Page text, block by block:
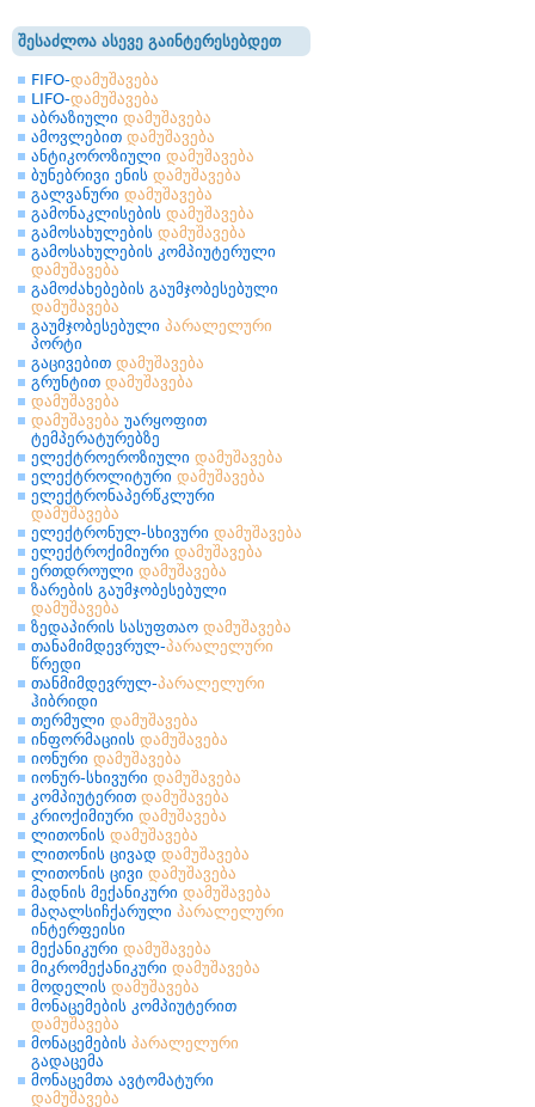
შესაძლოა ასევე გაინტერესებდეთ
FIFO-დამუშავება
LIFO-დამუშავება
აბრაზიული დამუშავება
ამოვლებით დამუშავება
ანტიკოროზიული დამუშავება
ბუნებრივი ენის დამუშავება
გალვანური დამუშავება
გამონაკლისების დამუშავება
გამოსახულების დამუშავება
გამოსახულების კომპიუტერული
დამუშავება
გამოძახებების გაუმჯობესებული
დამუშავება
გაუმჯობესებული პარალელური
პორტი
გაცივებით დამუშავება
გრუნტით დამუშავება
დამუშავება
დამუშავება უარყოფით
ტემპერატურებზე
ელექტროეროზიული დამუშავება
ელექტროლიტური დამუშავება
ელექტრონაპერწკლური
დამუშავება
ელექტრონულ-სხივური დამუშავება
ელექტროქიმიური დამუშავება
ერთდროული დამუშავება
ზარების გაუმჯობესებული
დამუშავება
ზედაპირის სასუფთაო დამუშავება
თანამიმდევრულ-პარალელური
წრედი
თანმიმდევრულ-პარალელური
ჰიბრიდი
თერმული დამუშავება
ინფორმაციის დამუშავება
იონური დამუშავება
იონურ-სხივური დამუშავება
კომპიუტერით დამუშავება
კრიოქიმიური დამუშავება
ლითონის დამუშავება
ლითონის ცივად დამუშავება
ლითონის ცივი დამუშავება
მადნის მექანიკური დამუშავება
მაღალსიჩქარული პარალელური
ინტერფეისი
მექანიკური დამუშავება
მიკრომექანიკური დამუშავება
მოდელის დამუშავება
მონაცემების კომპიუტერით
დამუშავება
მონაცემების პარალელური
გადაცემა
მონაცემთა ავტომატური
დამუშავება